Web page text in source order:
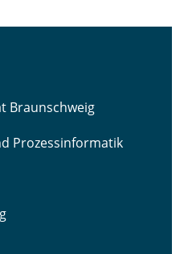
Braunschweig
Prozessinformatik